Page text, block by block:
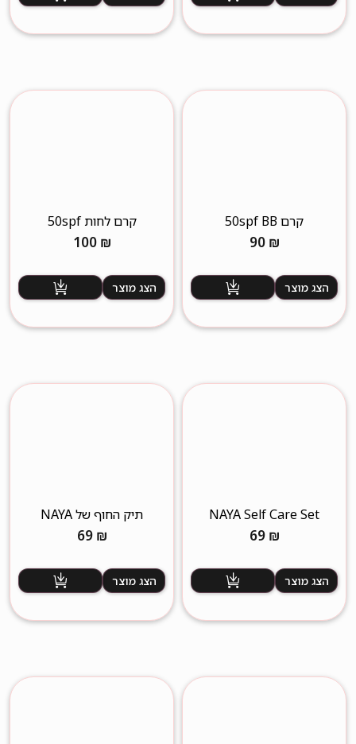
קרם 50spf BB
90 ₪
הצג מוצר
קרם לחות 50spf
100 ₪
הצג מוצר
NAYA Self Care Set
69 ₪
הצג מוצר
תיק החוף של NAYA
69 ₪
הצג מוצר